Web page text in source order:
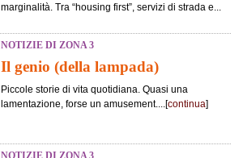
marginalità. Tra “housing first”, servizi di strada e...
NOTIZIE DI ZONA 3
Il genio (della lampada)
Piccole storie di vita quotidiana. Quasi una
lamentazione, forse un amusement....[continua]
NOTIZIE DI ZONA 3